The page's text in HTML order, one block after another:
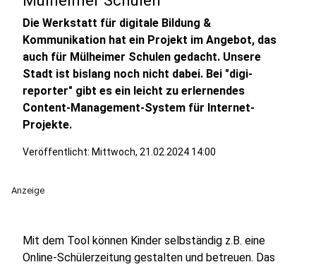
Die Werkstatt für digitale Bildung &
Kommunikation hat ein Projekt im Angebot, das
auch für Mülheimer Schulen gedacht. Unsere
Stadt ist bislang noch nicht dabei. Bei "digi-
reporter" gibt es ein leicht zu erlernendes
Content-Management-System für Internet-
Projekte.
Veröffentlicht: Mittwoch, 21.02.2024 14:00
Anzeige
Mit dem Tool können Kinder selbständig z.B. eine
Online-Schülerzeitung gestalten und betreuen. Das